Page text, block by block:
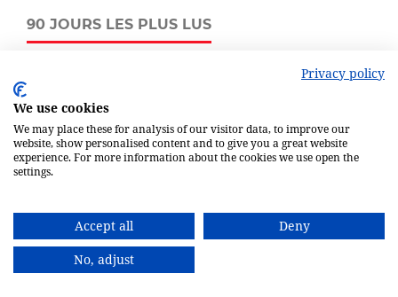
90 JOURS LES PLUS LUS
La Grande Eurasie en devenir : perspectives pour
l'Europe et la Russie
542
Diversification des exportations et vulnérabilité des
Ratio optimal de la garantie de crédit
390
Privacy policy
We use cookies
We may place these for analysis of our visitor data, to improve our
website, show personalised content and to give you a great website
experience. For more information about the cookies we use open the
settings.
Accept all
Deny
No, adjust